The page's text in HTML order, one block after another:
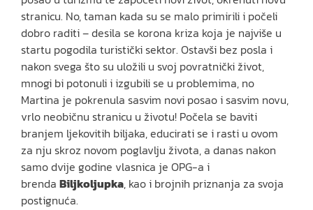
stranicu. No, taman kada su se malo primirili i počeli
dobro raditi – desila se korona kriza koja je najviše u
startu pogodila turistički sektor. Ostavši bez posla i
nakon svega što su uložili u svoj povratnički život,
mnogi bi potonuli i izgubili se u problemima, no
Martina je pokrenula sasvim novi posao i sasvim novu,
vrlo neobičnu stranicu u životu! Počela se baviti
branjem ljekovitih biljaka, educirati se i rasti u ovom
za nju skroz novom poglavlju života, a danas nakon
samo dvije godine vlasnica je OPG-a i
brenda Biljkoljupka, kao i brojnih priznanja za svoja
postignuća.